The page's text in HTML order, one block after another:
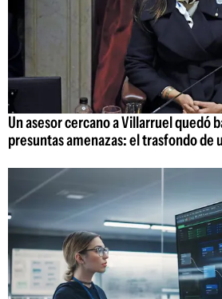
Un asesor cercano a Villarruel quedó
presuntas amenazas: el trasfondo de